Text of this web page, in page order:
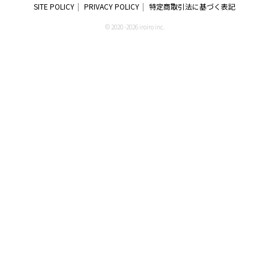
SITE POLICY PRIVACY POLICY 特定商取引法に基づく表記
© 2020 -2026 iroiro inc.